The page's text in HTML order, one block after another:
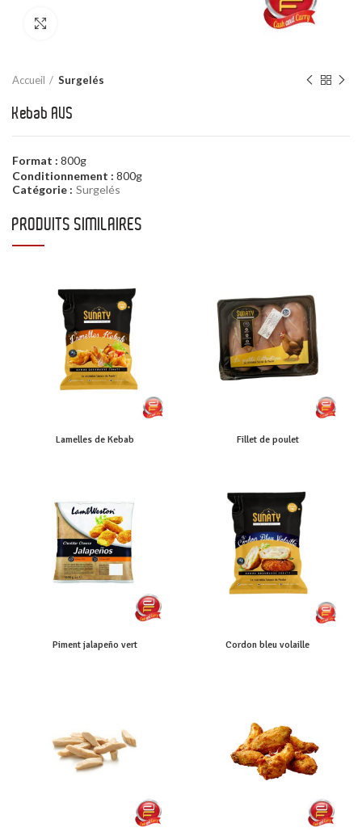
Accueil Surgelés
Kebab AVS
Format : 800g
Conditionnement : 800g
Catégorie : Surgelés
PRODUITS SIMILAIRES
Lamelles de Kebab Fillet de poulet
Piment jalapeño vert Cordon bleu volaille